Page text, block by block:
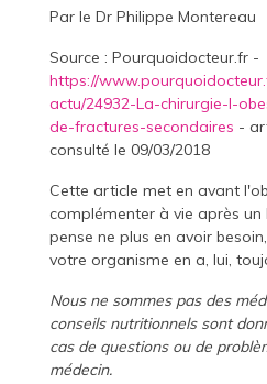
Par le Dr Philippe Montereau
Source : Pourquoidocteur.fr -
https://
actu/24932-La-chirurgie-l-
de-fractures-secondaires -
consulté le 09/03/2018
Cette article met en avant
complémenter à vie après un
pense ne plus en avoir
votre organisme en a, lui,
Nous ne sommes pas des
conseils nutritionnels sont
cas de questions ou de
médecin.